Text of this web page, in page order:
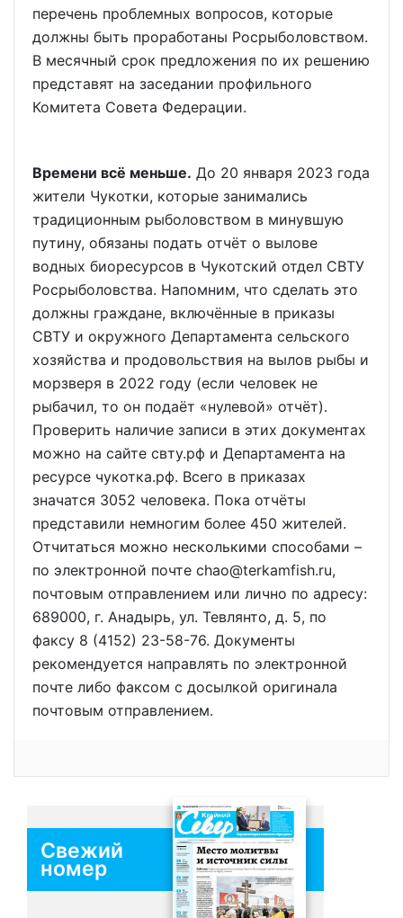
перечень проблемных вопросов, которые
должны быть проработаны Росрыболовством.
В месячный срок предложения по их решению
представят на заседании профильного
Комитета Совета Федерации.
Времени всё меньше. До 20 января 2023 года
жители Чукотки, которые занимались
традиционным рыболовством в минувшую
путину, обязаны подать отчёт о вылове
водных биоресурсов в Чукотский отдел СВТУ
Росрыболовства. Напомним, что сделать это
должны граждане, включённые в приказы
СВТУ и окружного Департамента сельского
хозяйства и продовольствия на вылов рыбы и
морзверя в 2022 году (если человек не
рыбачил, то он подаёт «нулевой» отчёт).
Проверить наличие записи в этих документах
можно на сайте свту.рф и Департамента на
ресурсе чукотка.рф. Всего в приказах
значатся 3052 человека. Пока отчёты
представили немногим более 450 жителей.
Отчитаться можно несколькими способами –
по электронной почте chao@terkamfish.ru,
почтовым отправлением или лично по адресу:
689000, г. Анадырь, ул. Тевлянто, д. 5, по
факсу 8 (4152) 23-58-76. Документы
рекомендуется направлять по электронной
почте либо факсом с досылкой оригинала
почтовым отправлением.
Свежий
номер